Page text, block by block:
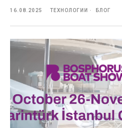
16.08.2025 ТЕХНОЛОГИИ БЛОГ